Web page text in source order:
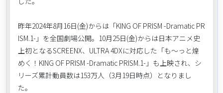
昨年2024年8月16日(金)からは「KING OF PRISM -Dramatic PR
ISM.1-」を全国劇場公開。10月25日(金)からは日本アニメ史
上初となるSCREENX、ULTRA 4DXに対応した「も～っと煌
めく！KING OF PRISM -Dramatic PRISM.1-」も上映され、シ
リーズ累計動員数は153万人（3月19日時点）となりまし
た。